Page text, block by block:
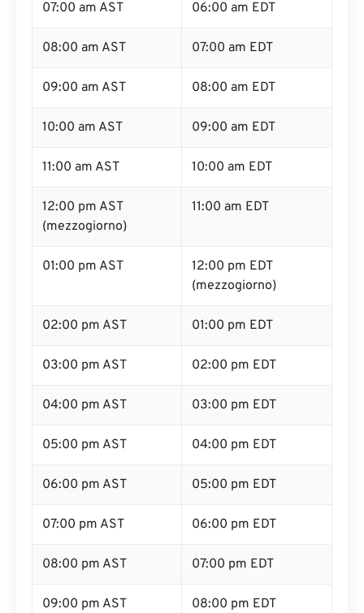
07:00 am AST 06:00 am EDT
08:00 am AST 07:00 am EDT
09:00 am AST 08:00 am EDT
10:00 am AST 09:00 am EDT
11:00 am AST 10:00 am EDT
12:00 pm AST
(mezzogiorno)
11:00 am EDT
01:00 pm AST
12:00 pm EDT
(mezzogiorno)
02:00 pm AST 01:00 pm EDT
03:00 pm AST 02:00 pm EDT
04:00 pm AST 03:00 pm EDT
05:00 pm AST 04:00 pm EDT
06:00 pm AST 05:00 pm EDT
07:00 pm AST 06:00 pm EDT
08:00 pm AST 07:00 pm EDT
09:00 pm AST 08:00 pm EDT